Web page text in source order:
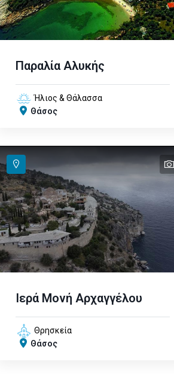
Παραλία Αλυκής
Ήλιος & Θάλασσα
Θάσος
Ιερά Μονή Αρχαγγέλου
Θρησκεία
Θάσος